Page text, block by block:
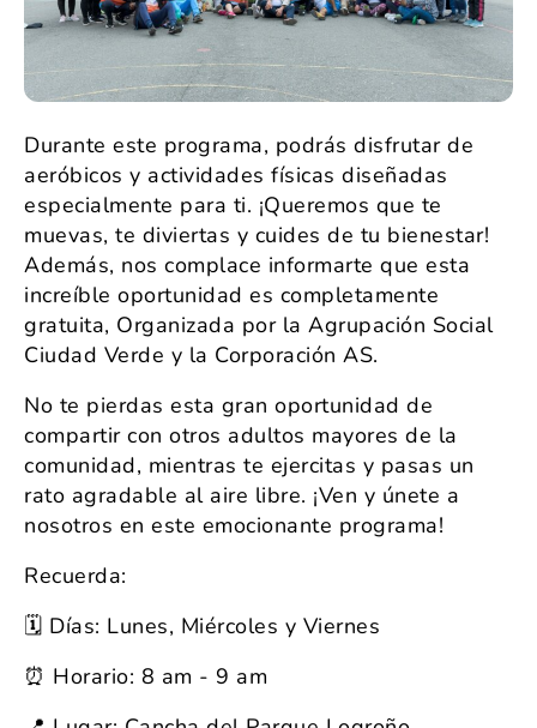
Durante este programa, podrás disfrutar de
aeróbicos y actividades físicas diseñadas
especialmente para ti. ¡Queremos que te
muevas, te diviertas y cuides de tu bienestar!
Además, nos complace informarte que esta
increíble oportunidad es completamente
gratuita, Organizada por la Agrupación Social
Ciudad Verde y la Corporación AS.
No te pierdas esta gran oportunidad de
compartir con otros adultos mayores de la
comunidad, mientras te ejercitas y pasas un
rato agradable al aire libre. ¡Ven y únete a
nosotros en este emocionante programa!
Recuerda:
🗓️ Días: Lunes, Miércoles y Viernes
⏰ Horario: 8 am - 9 am